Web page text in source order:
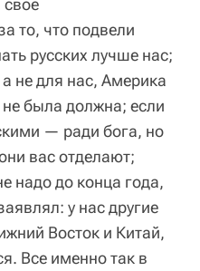
свое
то, что подвели
русских лучше нас;
не для нас, Америка
была должна; если
— ради бога, но
вас отделают;
надо до конца года,
у нас другие
Восток и Китай,
Все именно так в